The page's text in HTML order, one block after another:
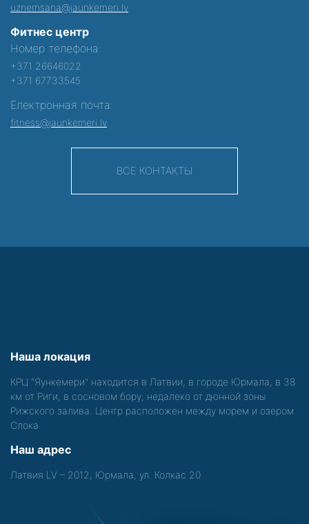
uznemsana@jaunkemeri.lv
Фитнес центр
Номер телефона:
+371 26646022
+371 67733545
Електронная почта:
fitness@jaunkemeri.lv
ВСЕ КОНТАКТЫ
Наша локация
КРЦ "Яункемери" находится в Латвии, в городе Юрмала, в 38
км от Риги, в сосновом бору, недалеко от дюнной зоны
Рижского залива. Центр расположен между морем и озером
Слока.
Наш адрес
Латвия LV – 2012, Юрмала, ул. Колкас 20